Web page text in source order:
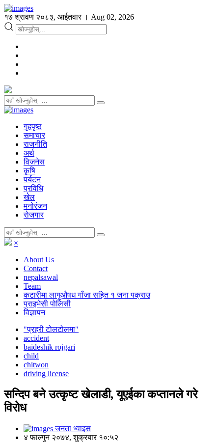
१७ श्रावण २०८३, आईतवार । Aug 02, 2026
गृहपृष्ठ
समाचार
राजनीति
अर्थ
विजनेस
कृषि
पर्यटन
प्रविधि
खेल
मनोरंजन
रोजगार
×
About Us
Contact
nepalsawal
Team
कटारीमा लागुऔषध गाँजा सहित १ जना पक्राउ
प्राइभेसी पोलिसी
विज्ञापन
"प्रहरी टोलटोलमा"
accident
baideshik rojgari
child
chitwon
driving license
सन्दिप बने उत्कृष्ट खेलाडी, यूएईका कप्तानले गरे
विरोध
जनता भ्वाइस
४ फाल्गुन २०७४, शुक्रबार १०:५२